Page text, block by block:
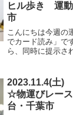
ヒル歩き 運
市
こんにちは今週の
でカード読み」で
ら、同時に提示さ
ボールキャッチや
転したりと体幹を
2023.11.4(土)
☆物運びレー
台・千葉市